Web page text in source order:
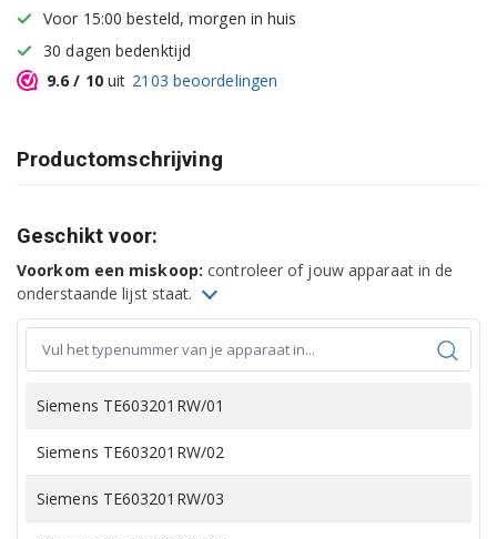
Voor 15:00 besteld, morgen in huis
30 dagen bedenktijd
9.6 / 10uit 2103 beoordelingen
Productomschrijving
Geschikt voor:
Voorkom een miskoop: controleer of jouw apparaat in de
onderstaande lijst staat.
Siemens TE603201RW/01
Siemens TE603201RW/02
Siemens TE603201RW/03